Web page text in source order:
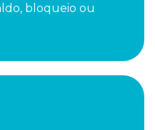
bloqueio ou